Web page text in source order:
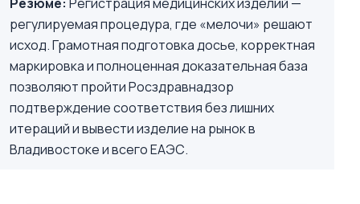
регулируемая процедура, где «мелочи» решают
исход. Грамотная подготовка досье, корректная
маркировка и полноценная доказательная база
позволяют пройти Росздравнадзор
подтверждение соответствия без лишних
итераций и вывести изделие на рынок в
Владивостоке и всего ЕАЭС.